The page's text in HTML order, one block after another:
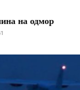
на одмор